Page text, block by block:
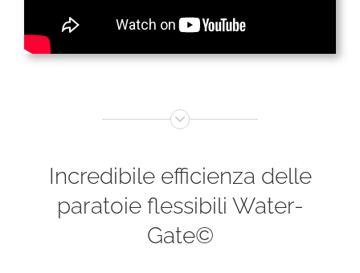
Incredibile efficienza delle
paratoie flessibili Water-
Gate©